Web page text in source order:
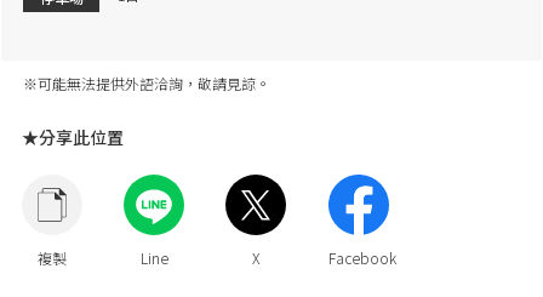
※可能無法提供外語洽詢，敬請見諒。
★分享此位置